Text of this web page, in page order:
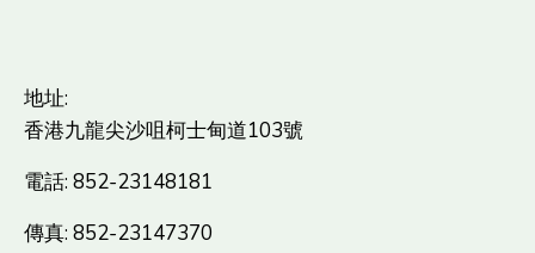
地址:
香港九龍尖沙咀柯士甸道103號
電話: 852-23148181
傳真: 852-23147370